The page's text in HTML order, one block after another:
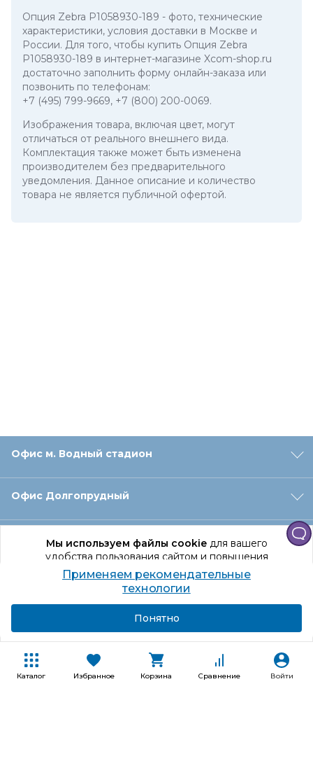
Каталог Избранное Корзина Сравнение Войти
Мы используем файлы cookieдля вашего
удобства пользования сайтом и повышения
качества рекомендаций.
Продолжая использование сайта, вы даете
согласие на обработку персональных данных
Опция Zebra P1058930-189 - фото, технические
характеристики, условия доставки в Москве и
России. Для того, чтобы купить Опция Zebra
P1058930-189 в интернет-магазине Xcom-shop.ru
достаточно заполнить форму онлайн-заказа или
позвонить по телефонам:
+7 (495) 799-9669, +7 (800) 200-0069.
Изображения товара, включая цвет, могут
отличаться от реального внешнего вида.
Комплектация также может быть изменена
производителем без предварительного
уведомления. Данное описание и количество
товара не является публичной офертой.
Офис м. Водный стадион
Офис Долгопрудный
Офис Санкт‑Петербург
Оформление заказа
Покупателям
Применяем рекомендательные
технологии
Понятно